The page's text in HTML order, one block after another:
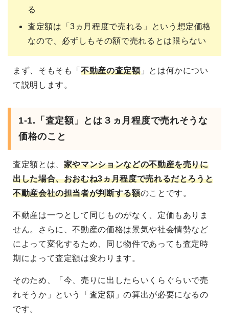
る
査定額は「3ヵ月程度で売れる」という想定価格
なので、必ずしもその額で売れるとは限らない
まず、そもそも「不動産の査定額」とは何かについ
て説明します。
1-1.「査定額」とは３ヵ月程度で売れそうな
価格のこと
査定額とは、 家やマンションなどの不動産を売りに
出した場合、おおむね3ヵ月程度で売れるだとろうと
不動産会社の担当者が判断する額のことです。
不動産は一つとして同じものがなく、定価もありま
せん。さらに、不動産の価格は景気や社会情勢など
によって変化するため、同じ物件であっても査定時
期によって査定額は変わります。
そのため、「今、売りに出したらいくらぐらいで売
れそうか」という「査定額」の算出が必要になるの
です。